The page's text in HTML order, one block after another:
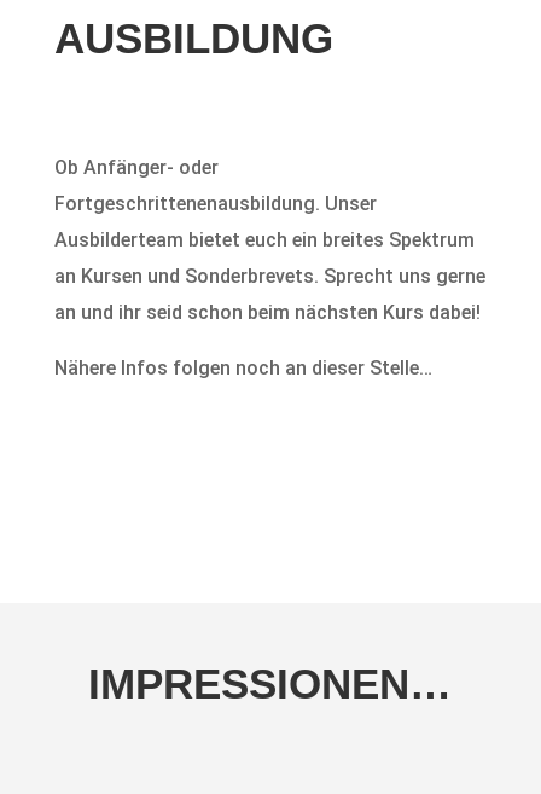
AUSBILDUNG
Ob Anfänger- oder
Fortgeschrittenenausbildung. Unser
Ausbilderteam bietet euch ein breites Spektrum
an Kursen und Sonderbrevets. Sprecht uns gerne
an und ihr seid schon beim nächsten Kurs dabei!
Nähere Infos folgen noch an dieser Stelle…
IMPRESSIONEN…